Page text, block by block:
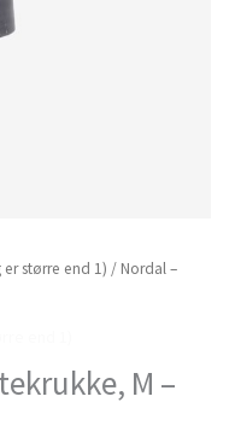
større end 1) / Nordal –
M –